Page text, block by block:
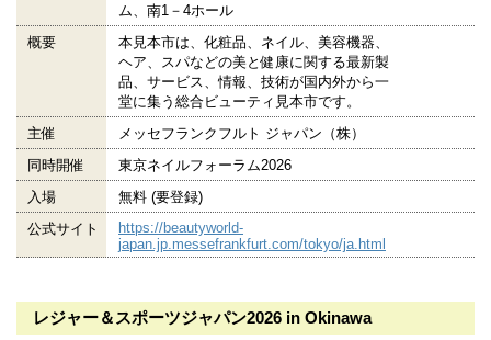
ム、南1－4ホール
概要
本見本市は、化粧品、ネイル、美容機器、
ヘア、スパなどの美と健康に関する最新製
品、サービス、情報、技術が国内外から一
堂に集う総合ビューティ見本市です。
主催
メッセフランクフルト ジャパン（株）
同時開催
東京ネイルフォーラム2026
入場
無料 (要登録)
公式サイト
https://beautyworld-
japan.jp.messefrankfurt.com/tokyo/ja.html
レジャー＆スポーツジャパン2026 in Okinawa